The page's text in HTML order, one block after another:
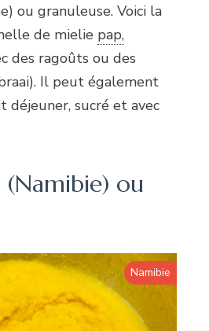
ou granuleuse. Voici la
de mielie pap,
des ragoûts ou des
Il peut également
déjeuner, sucré et avec
ou
Namibie